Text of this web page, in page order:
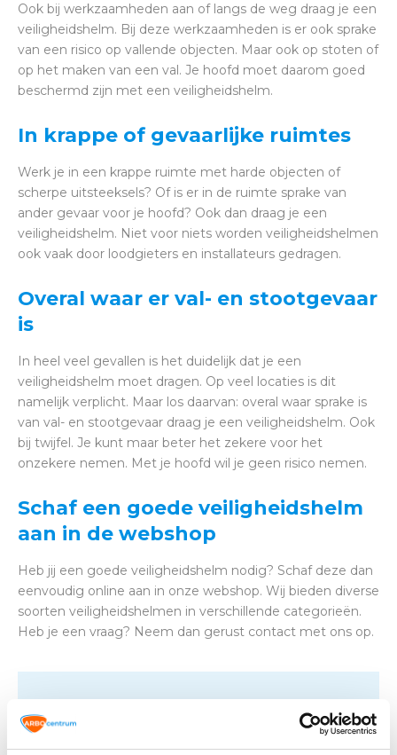
Ook bij werkzaamheden aan of langs de weg draag je een
veiligheidshelm. Bij deze werkzaamheden is er ook sprake
van een risico op vallende objecten. Maar ook op stoten of
op het maken van een val. Je hoofd moet daarom goed
beschermd zijn met een veiligheidshelm.
In krappe of gevaarlijke ruimtes
Werk je in een krappe ruimte met harde objecten of
scherpe uitsteeksels? Of is er in de ruimte sprake van
ander gevaar voor je hoofd? Ook dan draag je een
veiligheidshelm. Niet voor niets worden veiligheidshelmen
ook vaak door loodgieters en installateurs gedragen.
Overal waar er val- en stootgevaar
is
In heel veel gevallen is het duidelijk dat je een
veiligheidshelm moet dragen. Op veel locaties is dit
namelijk verplicht. Maar los daarvan: overal waar sprake is
van val- en stootgevaar draag je een veiligheidshelm. Ook
bij twijfel. Je kunt maar beter het zekere voor het
onzekere nemen. Met je hoofd wil je geen risico nemen.
Schaf een goede veiligheidshelm
aan in de webshop
Heb jij een goede veiligheidshelm nodig? Schaf deze dan
eenvoudig online aan in onze webshop. Wij bieden diverse
soorten veiligheidshelmen in verschillende categorieën.
Heb je een vraag? Neem dan gerust contact met ons op.
Altijd op de hoogte blijven van de
laatste nieuwtjes, acties en meer?
Schrijf je in voor onze nieuwsbrief!